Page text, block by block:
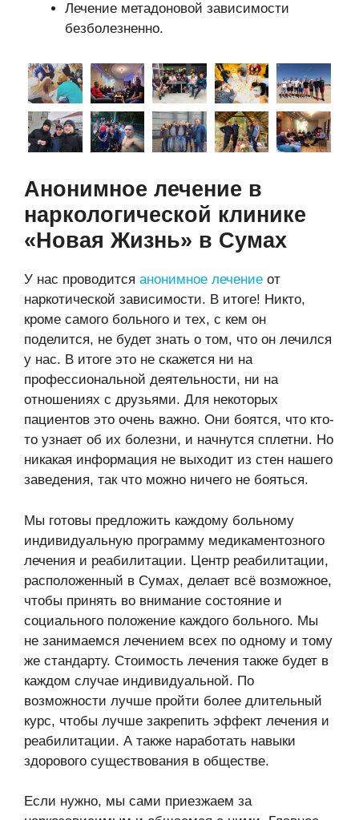
Лечение метадоновой зависимости
безболезненно.
Анонимное лечение в
наркологической клинике
«Новая Жизнь» в Сумах
У нас проводится анонимное лечение от
наркотической зависимости. В итоге! Никто,
кроме самого больного и тех, с кем он
поделится, не будет знать о том, что он лечился
у нас. В итоге это не скажется ни на
профессиональной деятельности, ни на
отношениях с друзьями. Для некоторых
пациентов это очень важно. Они боятся, что кто-
то узнает об их болезни, и начнутся сплетни. Но
никакая информация не выходит из стен нашего
заведения, так что можно ничего не бояться.
Мы готовы предложить каждому больному
индивидуальную программу медикаментозного
лечения и реабилитации. Центр реабилитации,
расположенный в Сумах, делает всё возможное,
чтобы принять во внимание состояние и
социального положение каждого больного. Мы
не занимаемся лечением всех по одному и тому
же стандарту. Стоимость лечения также будет в
каждом случае индивидуальной. По
возможности лучше пройти более длительный
курс, чтобы лучше закрепить эффект лечения и
реабилитации. А также наработать навыки
здорового существования в обществе.
Если нужно, мы сами приезжаем за